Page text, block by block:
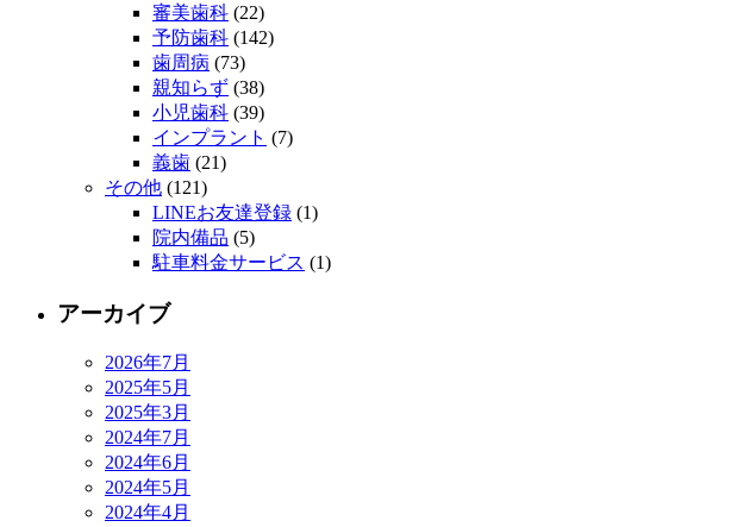
審美歯科 (22)
予防歯科 (142)
歯周病 (73)
親知らず (38)
小児歯科 (39)
インプラント (7)
義歯 (21)
その他 (121)
LINEお友達登録 (1)
院内備品 (5)
駐車料金サービス (1)
アーカイブ
2026年7月
2025年5月
2025年3月
2024年7月
2024年6月
2024年5月
2024年4月